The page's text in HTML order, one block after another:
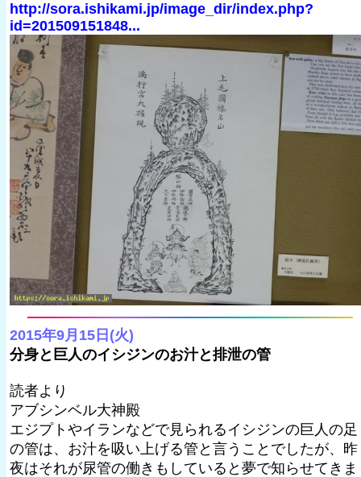
http://sora.ishikami.jp/image_dir/index.php?
id=201509151848...
2015年9月15日(火)
分身と巨人のイシジンのお汁と排泄の管
読者より
アブシンベル大神殿
エジプトやイランなどで見られるイシジンの巨人の足
の管は、お汁を吸い上げる管と言うことでしたが、昨
夜はそれが尿管の働きもしていると夢で知らせてきま